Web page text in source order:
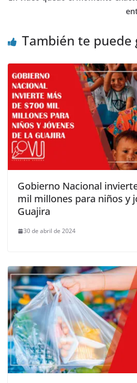
También te puede
Gobierno Nacional
mil millones para niños y
Guajira
30 de abril de 2024